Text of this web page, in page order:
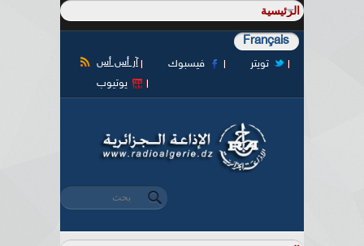
Français
آر أس أس فيسبوك
تويتر
يوتيوب
استمارة البحث
‏بحث ‏